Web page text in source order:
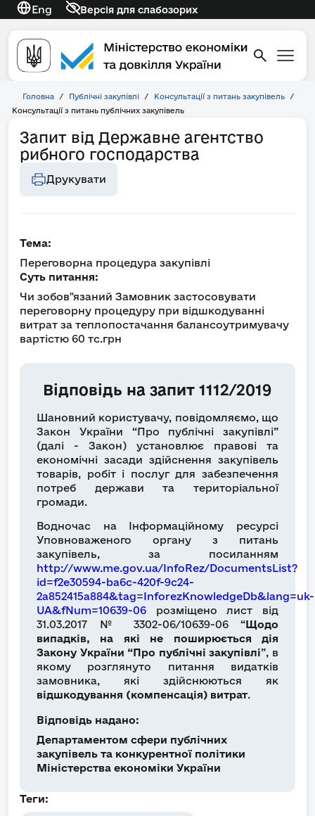
Eng Версія для слабозорих
Головна / Публічні закупівлі / Консультації з питань закупівель
/
Консультації з питань публічних закупівель
Запит від Державне агентство
рибного господарства
Друкувати
Тема:
Переговорна процедура закупівлі
Суть питання:
Чи зобов"язаний Замовник застосовувати
переговорну процедуру при відшкодуванні
витрат за теплопостачання балансоутримувачу
вартістю 60 тс.грн
Відповідь на запит 1112/2019
Шановний користувачу, повідомляємо, що
Закон України “Про публічні закупівлі”
(далі - Закон) установлює правові та
економічні засади здійснення закупівель
товарів, робіт і послуг для забезпечення
потреб держави та територіальної
громади.
Водночас на Інформаційному ресурсі
Уповноваженого органу з питань
закупівель, за посиланням
http://www.me.gov.ua/InfoRez/DocumentsList?
id=f2e30594-ba6c-420f-9c24-
2a852415a884&tag=InforezKnowledgeDb&lang=uk-
UA&fNum=10639-06 розміщено лист від
31.03.2017 № 3302-06/10639-06 “Щодо
випадків, на які не поширюється дія
Закону України “Про публічні закупівлі”, в
якому розглянуто питання видатків
замовника, які здійснюються як
відшкодування (компенсація) витрат.
Відповідь надано:
Департаментом сфери публічних
закупівель та конкурентної політики
Міністерства економіки України
Теги: